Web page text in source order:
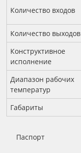
Количество входов
Количество выходов
Конструктивное
исполнение
Диапазон рабочих
температур
Габариты
Паспорт